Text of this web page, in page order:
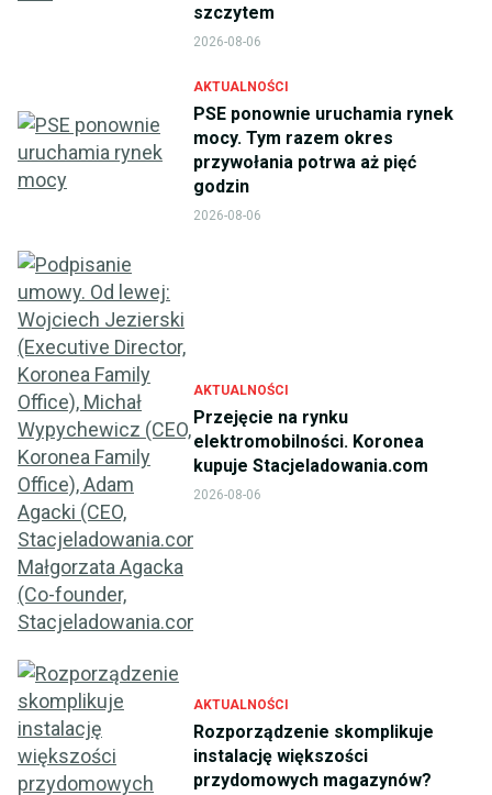
szczytem
2026-08-06
AKTUALNOŚCI
PSE ponownie uruchamia rynek
mocy. Tym razem okres
przywołania potrwa aż pięć
godzin
2026-08-06
AKTUALNOŚCI
Przejęcie na rynku
elektromobilności. Koronea
kupuje Stacjeladowania.com
2026-08-06
AKTUALNOŚCI
Rozporządzenie skomplikuje
instalację większości
przydomowych magazynów?